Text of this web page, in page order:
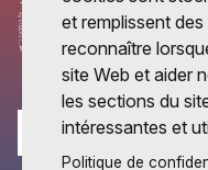
et remplissent
reconnaître
site Web et aider
les sections du
intéressantes et
Politique de